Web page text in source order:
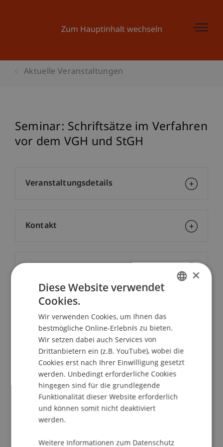
Zum Hauptinhalt wechseln
Aktuelle Veranstaltungen
Seminar: Schriftsätze im Verfahren
vor dem VGH und StGH
Dozierende:
Lic. iur. et lic.oec Andreas Batliner
Univ.-Prof. Dr. Peter Bussjäger
School/Professur:
Lehrstuhl für Gesellschafts-, Stiftungs- und
Trustrecht
Die Anforderungen an Juristinnen und Juristen,
Rechtsanwältinnen und Rechtsanwälte sowie
ständig. Daher ist eine fundierte und spezifische
Veranstaltungsdetails
Kontakt
×
Diese Website verwendet
Cookies.
Wir verwenden Cookies, um Ihnen das
bestmögliche Online-Erlebnis zu bieten.
Wir setzen dabei auch Services von
Drittanbietern ein (z.B. YouTube), wobei die
Cookies erst nach Ihrer Einwilligung gesetzt
werden. Unbedingt erforderliche Cookies
hingegen sind für die grundlegende
Funktionalität dieser Website erforderlich
und können somit nicht deaktiviert
werden.
Weitere Informationen zum Datenschutz